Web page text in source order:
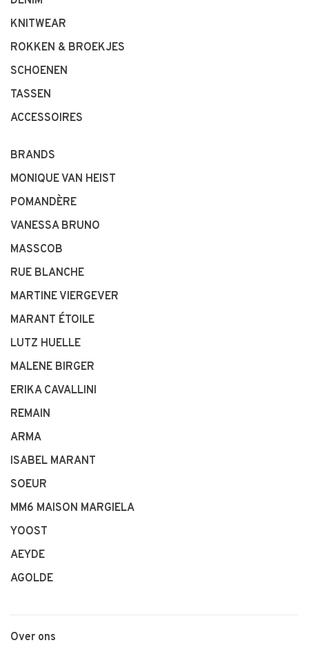
KNITWEAR
ROKKEN & BROEKJES
SCHOENEN
TASSEN
ACCESSOIRES
BRANDS
MONIQUE VAN HEIST
POMANDÈRE
VANESSA BRUNO
MASSCOB
RUE BLANCHE
MARTINE VIERGEVER
MARANT ÉTOILE
LUTZ HUELLE
MALENE BIRGER
ERIKA CAVALLINI
REMAIN
ARMA
ISABEL MARANT
SOEUR
MM6 MAISON MARGIELA
YOOST
AEYDE
AGOLDE
Over ons